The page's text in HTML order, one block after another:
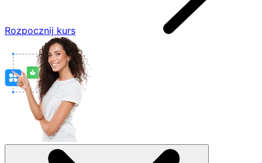
Rozpocznij kurs